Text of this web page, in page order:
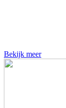
Bekijk meer